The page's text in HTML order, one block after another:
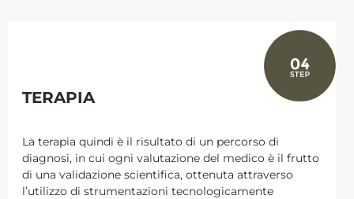
TERAPIA
La terapia quindi è il risultato di un percorso di
diagnosi, in cui ogni valutazione del medico è il frutto
di una validazione scientifica, ottenuta attraverso
l’utilizzo di strumentazioni tecnologicamente